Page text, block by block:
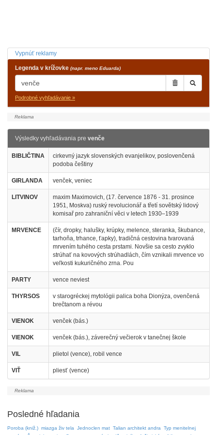
Vypnúť reklamy
Legenda v krížovke (napr. meno Eduarda)
Podrobné vyhľadávanie »
Výsledky vyhľadávania pre venče
BIBLIČTINA
cirkevný jazyk slovenských evanjelikov, poslovenčená
podoba češtiny
GIRLANDA venček, veniec
LITVINOV
maxim Maximovich, (17. července 1876 - 31. prosince
1951, Moskva) ruský revolucionář a třetí sovětský lidový
komisař pro zahraniční věci v letech 1930–1939
MRVENCE
(čír, dropky, halušky, krúpky, melence, steranka, škubance,
tarhoňa, trhance, ťapky), tradičná cestovina tvarovaná
mrvením tuhého cesta prstami. Novšie sa cesto zvyklo
strúhať na kovových strúhadlách, čím vznikali mrvence vo
veľkosti kukuričného zrna. Pou
PARTY vence neviest
THYRSOS
v starogréckej mytológii palica boha Dionýza, ovenčená
brečtanom a révou
VIENOK venček (bás.)
VIENOK venček (bás.), záverečný večierok v tanečnej škole
VIL plietol (vence), robil vence
VIŤ pliesť (vence)
Posledné hľadania
Poroba (kniž.) miazga živ tela Jednoclen mat Talian architekt andra
Typ menitelnej